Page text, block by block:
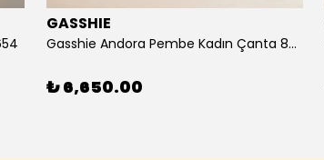
GASSHIE
Gasshie Andora Pembe Kadın Çanta 8685
₺ 6,650.00